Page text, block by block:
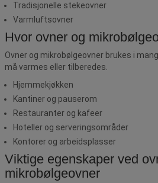
Tradisjonelle stekeovner
Varmluftsovner
Hvor ovner og
Ovner og mikrobølgeovner brukes i
må varmes eller tilberedes.
Hjemmekjøkken
Kantiner og pauserom
Restauranter og kafeer
Hoteller og serveringsområder
Kontorer og arbeidsplasser
Viktige egenskaper ved
mikrobølgeovner